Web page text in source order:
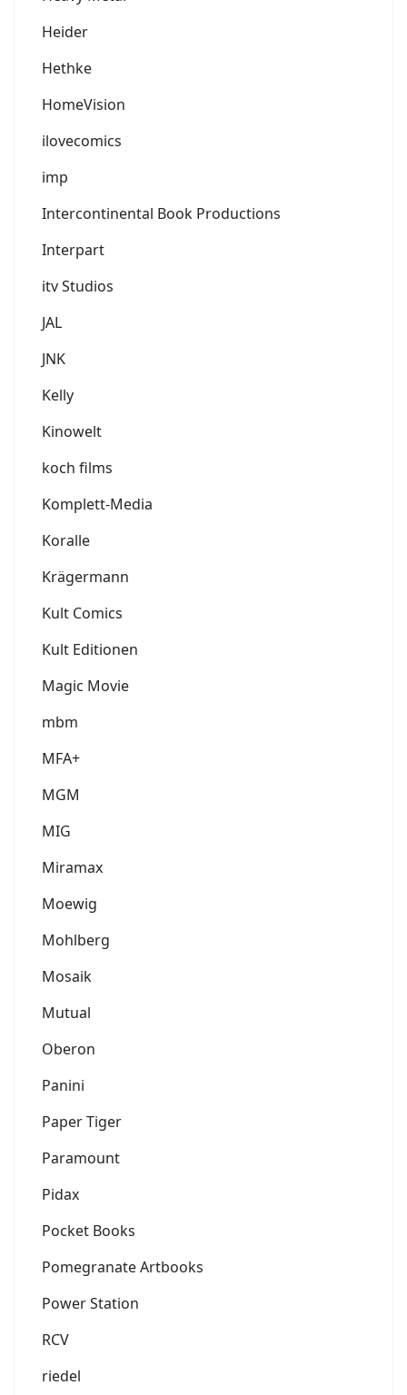
Heider
Hethke
HomeVision
ilovecomics
imp
Intercontinental Book Productions
Interpart
itv Studios
JAL
JNK
Kelly
Kinowelt
koch films
Komplett-Media
Koralle
Krägermann
Kult Comics
Kult Editionen
Magic Movie
mbm
MFA+
MGM
MIG
Miramax
Moewig
Mohlberg
Mosaik
Mutual
Oberon
Panini
Paper Tiger
Paramount
Pidax
Pocket Books
Pomegranate Artbooks
Power Station
RCV
riedel